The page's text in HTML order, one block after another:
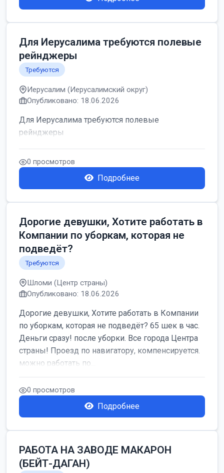
Для Иерусалима требуются полевые
рейнджеры
Требуются
Иерусалим (Иерусалимский округ)
Опубликовано: 18.06.2026
Для Иерусалима требуются полевые
рейнджеры
0 просмотров
Подробнее
Дорогие девушки, Хотите работать в
Компании по уборкам, которая не
подведёт?
Требуются
Шломи (Центр страны)
Опубликовано: 18.06.2026
Дорогие девушки, Хотите работать в Компании
по уборкам, которая не подведёт? 65 шек в час.
Деньги сразу! после уборки. Все города Центра
страны! Проезд по навигатору, компенсируется.
можно работать по...
0 просмотров
Подробнее
РАБОТА НА ЗАВОДЕ МАКАРОН
(БЕЙТ-ДАГАН)